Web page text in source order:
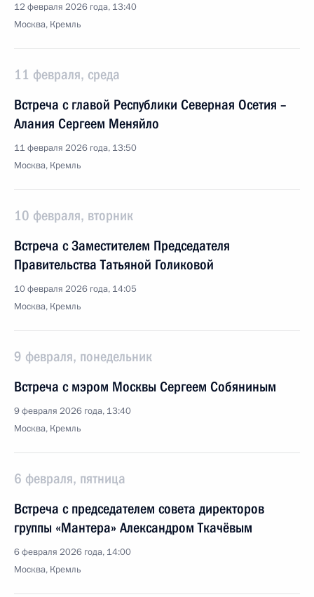
12 февраля 2026 года, 13:40
Москва, Кремль
11 февраля, среда
Встреча с главой Республики Северная Осетия –
Алания Сергеем Меняйло
11 февраля 2026 года, 13:50
Москва, Кремль
10 февраля, вторник
Встреча с Заместителем Председателя
Правительства Татьяной Голиковой
10 февраля 2026 года, 14:05
Москва, Кремль
9 февраля, понедельник
Встреча с мэром Москвы Сергеем Собяниным
9 февраля 2026 года, 13:40
Москва, Кремль
6 февраля, пятница
Встреча с председателем совета директоров
группы «Мантера» Александром Ткачёвым
6 февраля 2026 года, 14:00
Москва, Кремль